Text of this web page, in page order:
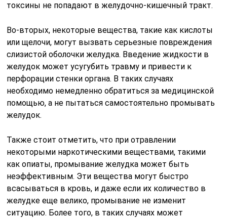
токсины не попадают в желудочно-кишечный тракт.
Во-вторых, некоторые вещества, такие как кислоты
или щелочи, могут вызвать серьезные повреждения
слизистой оболочки желудка. Введение жидкости в
желудок может усугубить травму и привести к
перфорации стенки органа. В таких случаях
необходимо немедленно обратиться за медицинской
помощью, а не пытаться самостоятельно промывать
желудок.
Также стоит отметить, что при отравлении
некоторыми наркотическими веществами, такими
как опиаты, промывание желудка может быть
неэффективным. Эти вещества могут быстро
всасываться в кровь, и даже если их количество в
желудке еще велико, промывание не изменит
ситуацию. Более того, в таких случаях может